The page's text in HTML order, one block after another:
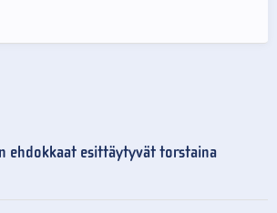
ehdokkaat esittäytyvät torstaina